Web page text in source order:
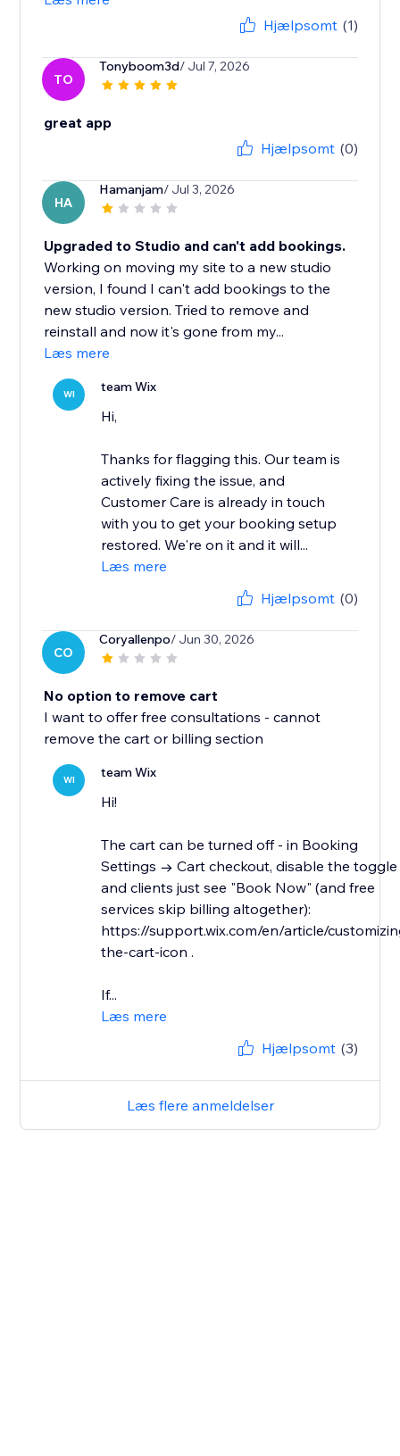
Hjælpsomt (1)
TO
Tonyboom3d/ Jul 7, 2026
great app
Hjælpsomt (0)
HA
Hamanjam/ Jul 3, 2026
Upgraded to Studio and can't add bookings.
Working on moving my site to a new studio
version, I found I can't add bookings to the
new studio version. Tried to remove and
reinstall and now it's gone from my...
Læs mere
WI team Wix
Hi,
Thanks for flagging this. Our team is
actively fixing the issue, and
Customer Care is already in touch
with you to get your booking setup
restored. We're on it and it will...
Læs mere
Hjælpsomt (0)
CO
Coryallenpo/ Jun 30, 2026
No option to remove cart
I want to offer free consultations - cannot
remove the cart or billing section
WI team Wix
Hi!
The cart can be turned off - in Booking
Settings → Cart checkout, disable the toggle
and clients just see "Book Now" (and free
services skip billing altogether):
https://support.wix.com/en/article/
the-cart-icon .
If...
Læs mere
Hjælpsomt (3)
Læs flere anmeldelser